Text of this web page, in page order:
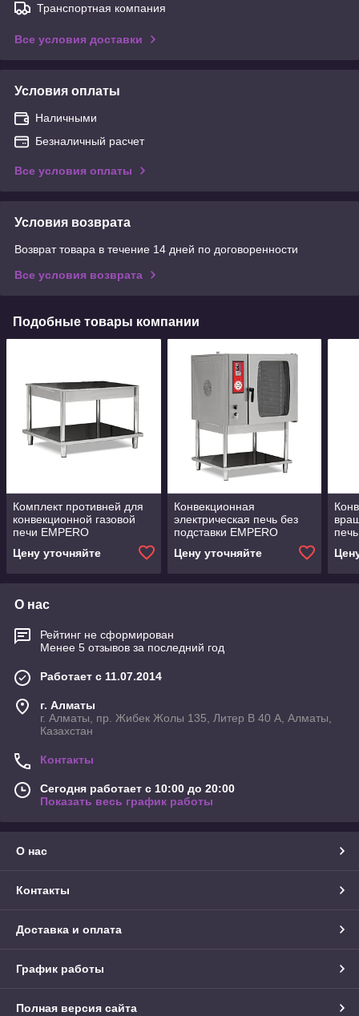
Транспортная компания
Все условия доставки
Условия оплаты
Наличными
Безналичный расчет
Все условия оплаты
Условия возврата
Возврат товара в течение 14 дней по договоренности
Все условия возврата
Подобные товары компании
Комплект противней для
конвекционной газовой
печи EMPERO
Цену уточняйте
Конвекционная
электрическая печь без
подставки EMPERO
Цену уточняйте
О нас
Рейтинг не сформирован
Менее 5 отзывов за последний год
Работает с 11.07.2014
г. Алматы
г. Алматы, пр. Жибек Жолы 135, Литер В 40 А, Алматы,
Казахстан
Контакты
Сегодня работает с 10:00 до 20:00
Показать весь график работы
О нас
Контакты
Доставка и оплата
График работы
Полная версия сайта